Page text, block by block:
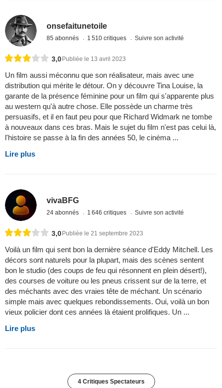
onsefaitunetoile
85 abonnés 1 510 critiques Suivre son activité
3,0Publiée le 13 avril 2023
Un film aussi méconnu que son réalisateur, mais avec une
distribution qui mérite le détour. On y découvre Tina Louise, la
garante de la présence féminine pour un film qui s'apparente plus
au western qu'à autre chose. Elle possède un charme très
persuasifs, et il en faut peu pour que Richard Widmark ne tombe
à nouveaux dans ces bras. Mais le sujet du film n'est pas celui là,
l'histoire se passe à la fin des années 50, le cinéma ...
Lire plus
vivaBFG
24 abonnés 1 646 critiques Suivre son activité
3,0 Publiée le 21 septembre 2023
Voilà un film qui sent bon la dernière séance d'Eddy Mitchell. Les
décors sont naturels pour la plupart, mais des scènes sentent
bon le studio (des coups de feu qui résonnent en plein désert!),
des courses de voiture ou les pneus crissent sur de la terre, et
des méchants avec des vraies tête de méchant. Un scénario
simple mais avec quelques rebondissements. Oui, voilà un bon
vieux policier dont ces années là étaient prolifiques. Un ...
Lire plus
4 Critiques Spectateurs